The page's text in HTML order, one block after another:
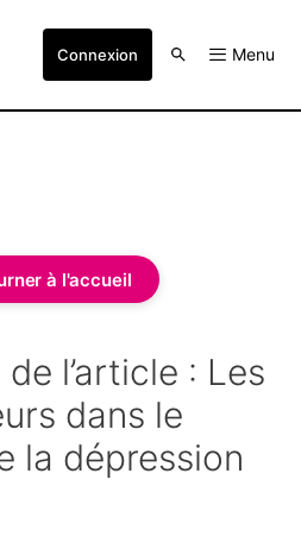
Connexion Menu
à l'accueil
l’article : Les
dans le
la dépression